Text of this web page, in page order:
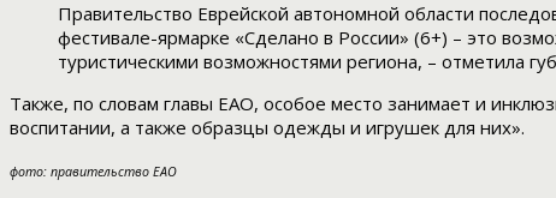
Правительство Еврейской автономной области
фестивале-ярмарке «Сделано в России» (6+) – это
туристическими возможностями региона, – отметила
Также, по словам главы ЕАО, особое место занимает и
воспитании, а также образцы одежды и игрушек для них».
фото: правительство ЕАО